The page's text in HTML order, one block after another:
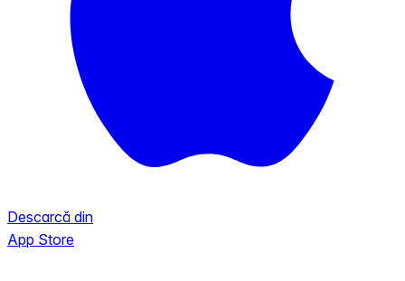
Descarcă din
App Store